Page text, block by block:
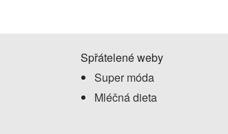
Spřátelené weby
Super móda
Mléčná dieta